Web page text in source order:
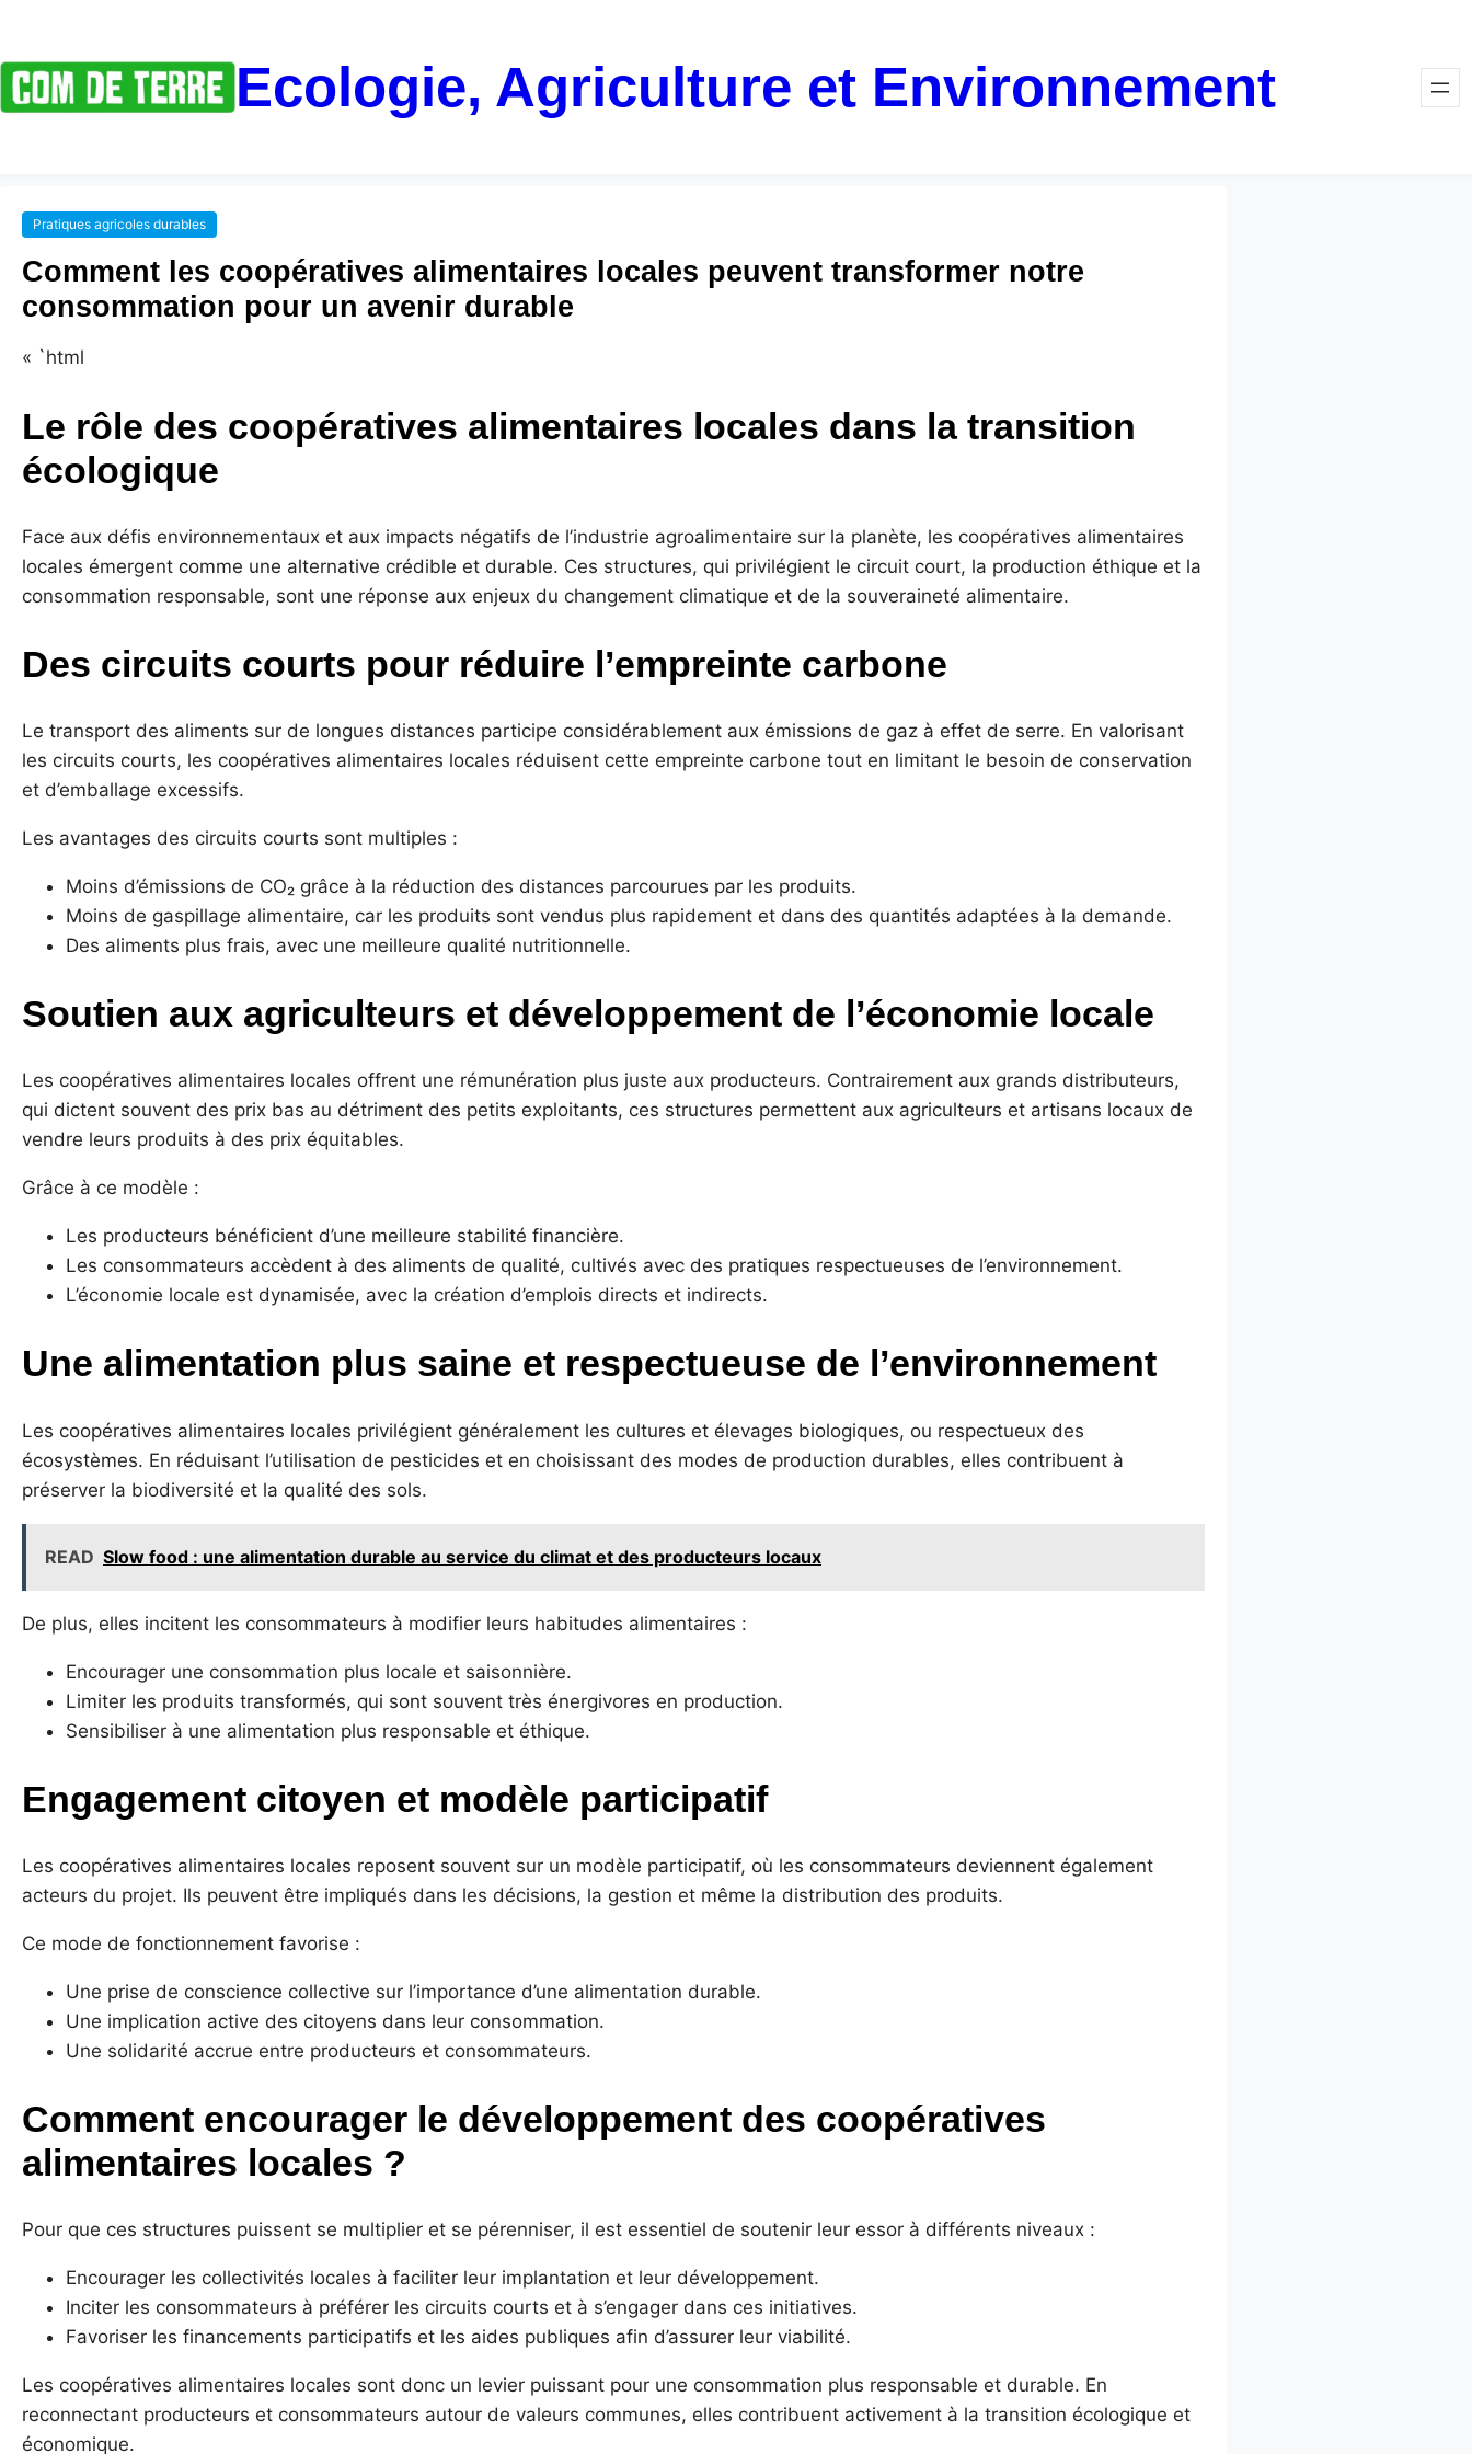
Ecologie, Agriculture et Environnement
Pratiques agricoles durables
Comment les coopératives alimentaires locales peuvent transformer notre
consommation pour un avenir durable
« `html
Le rôle des coopératives alimentaires locales dans la transition
écologique
Face aux défis environnementaux et aux impacts négatifs de l’industrie agroalimentaire sur la planète, les coopératives alimentaires
locales émergent comme une alternative crédible et durable. Ces structures, qui privilégient le circuit court, la production éthique et la
consommation responsable, sont une réponse aux enjeux du changement climatique et de la souveraineté alimentaire.
Des circuits courts pour réduire l’empreinte carbone
Le transport des aliments sur de longues distances participe considérablement aux émissions de gaz à effet de serre. En valorisant
les circuits courts, les coopératives alimentaires locales réduisent cette empreinte carbone tout en limitant le besoin de conservation
et d’emballage excessifs.
Les avantages des circuits courts sont multiples :
Moins d’émissions de CO₂ grâce à la réduction des distances parcourues par les produits.
Moins de gaspillage alimentaire, car les produits sont vendus plus rapidement et dans des quantités adaptées à la demande.
Des aliments plus frais, avec une meilleure qualité nutritionnelle.
Soutien aux agriculteurs et développement de l’économie locale
Les coopératives alimentaires locales offrent une rémunération plus juste aux producteurs. Contrairement aux grands distributeurs,
qui dictent souvent des prix bas au détriment des petits exploitants, ces structures permettent aux agriculteurs et artisans locaux de
vendre leurs produits à des prix équitables.
Grâce à ce modèle :
Les producteurs bénéficient d’une meilleure stabilité financière.
Les consommateurs accèdent à des aliments de qualité, cultivés avec des pratiques respectueuses de l’environnement.
L’économie locale est dynamisée, avec la création d’emplois directs et indirects.
Une alimentation plus saine et respectueuse de l’environnement
Les coopératives alimentaires locales privilégient généralement les cultures et élevages biologiques, ou respectueux des
écosystèmes. En réduisant l’utilisation de pesticides et en choisissant des modes de production durables, elles contribuent à
préserver la biodiversité et la qualité des sols.
READ Slow food : une alimentation durable au service du climat et des producteurs locaux
De plus, elles incitent les consommateurs à modifier leurs habitudes alimentaires :
Encourager une consommation plus locale et saisonnière.
Limiter les produits transformés, qui sont souvent très énergivores en production.
Sensibiliser à une alimentation plus responsable et éthique.
Engagement citoyen et modèle participatif
Les coopératives alimentaires locales reposent souvent sur un modèle participatif, où les consommateurs deviennent également
acteurs du projet. Ils peuvent être impliqués dans les décisions, la gestion et même la distribution des produits.
Ce mode de fonctionnement favorise :
Une prise de conscience collective sur l’importance d’une alimentation durable.
Une implication active des citoyens dans leur consommation.
Une solidarité accrue entre producteurs et consommateurs.
Comment encourager le développement des coopératives
alimentaires locales ?
Pour que ces structures puissent se multiplier et se pérenniser, il est essentiel de soutenir leur essor à différents niveaux :
Encourager les collectivités locales à faciliter leur implantation et leur développement.
Inciter les consommateurs à préférer les circuits courts et à s’engager dans ces initiatives.
Favoriser les financements participatifs et les aides publiques afin d’assurer leur viabilité.
Les coopératives alimentaires locales sont donc un levier puissant pour une consommation plus responsable et durable. En
reconnectant producteurs et consommateurs autour de valeurs communes, elles contribuent activement à la transition écologique et
économique.